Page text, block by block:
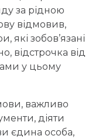
за рідною
відмовив,
які зобов’язані
відстрочка від
у цьому
важливо
діяти
єдина особа,